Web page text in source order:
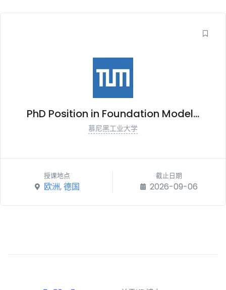
PhD Position in Foundation Model...
慕尼黑工业大学
授课地点
欧洲,德国
截止日期
2026-09-06